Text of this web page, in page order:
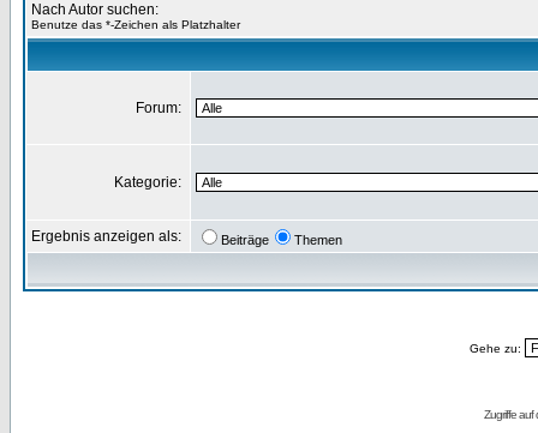
Nach Autor suchen:
Benutze das *-Zeichen als Platzhalter
Forum:
Kategorie:
Ergebnis anzeigen als: Beiträge Themen
Gehe zu:
Zugriffe auf